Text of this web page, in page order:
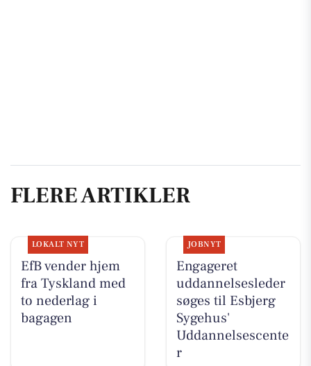
FLERE ARTIKLER
LOKALT NYT
EfB vender hjem
fra Tyskland med
to nederlag i
bagagen
JOBNYT
Engageret
uddannelsesleder
søges til Esbjerg
Sygehus'
Uddannelsescente
r